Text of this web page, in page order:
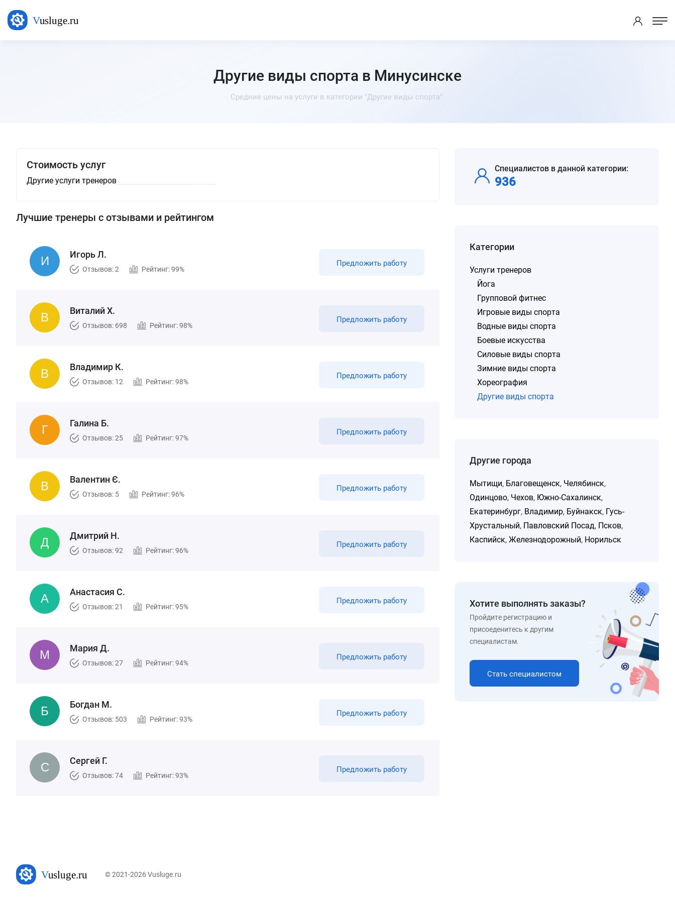
Другие виды спорта в Минусинске
Средние цены на услуги в категории "Другие виды спорта".
Стоимость услуг
Другие услуги тренеров
Лучшие тренеры с отзывами и рейтингом
Игорь Л.
Отзывов: 2 Рейтинг: 99%
Предложить работу
Виталий Х.
Отзывов: 698 Рейтинг: 98%
Предложить работу
Владимир К.
Отзывов: 12 Рейтинг: 98%
Предложить работу
Галина Б.
Отзывов: 25 Рейтинг: 97%
Предложить работу
Валентин Є.
Отзывов: 5 Рейтинг: 96%
Предложить работу
Дмитрий Н.
Отзывов: 92 Рейтинг: 96%
Предложить работу
Анастасия С.
Отзывов: 21 Рейтинг: 95%
Предложить работу
Мария Д.
Отзывов: 27 Рейтинг: 94%
Предложить работу
Богдан М.
Отзывов: 503 Рейтинг: 93%
Предложить работу
Сергей Г.
Отзывов: 74 Рейтинг: 93%
Предложить работу
Специалистов в данной категории:
936
Категории
Услуги тренеров
Йога
Групповой фитнес
Игровые виды спорта
Водные виды спорта
Боевые искусства
Силовые виды спорта
Зимние виды спорта
Хореография
Другие виды спорта
Другие города
Мытищи, Благовещенск, Челябинск,
Одинцово, Чехов, Южно-Сахалинск,
Екатеринбург, Владимир, Буйнакск, Гусь-
Хрустальный, Павловский Посад, Псков,
Каспийск,Железнодорожный, Норильск
Хотите выполнять заказы?
Пройдите регистрацию и
присоеденитесь к другим
специалистам.
Стать специалистом
© 2021-2026 Vusluge.ru